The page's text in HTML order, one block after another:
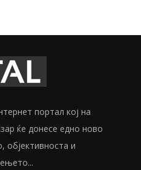
портал кој на
ќе донесе едно ново
и